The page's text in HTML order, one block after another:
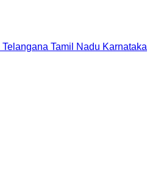
Telangana Tamil Nadu Karnataka